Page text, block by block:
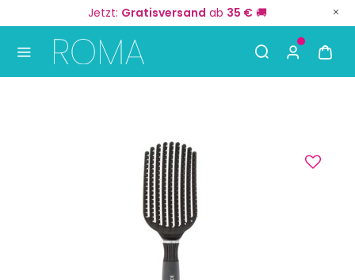
Jetzt: Gratisversand ab 35 € 🚚